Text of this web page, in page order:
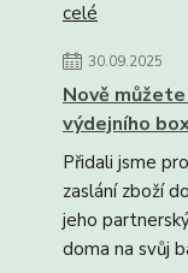
celé
30.09.2025
Nově
výdejního
Přidali jsme
zaslání zboží
jeho
doma na svůj